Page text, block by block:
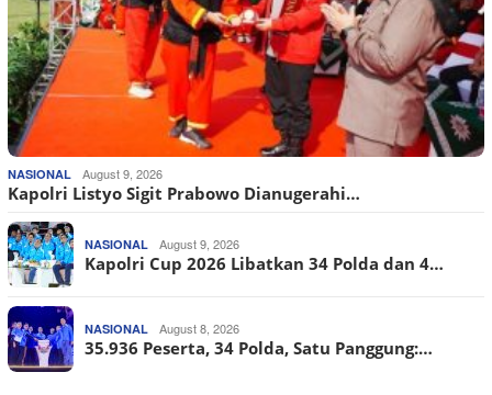
NASIONAL August 9, 2026
Kapolri Listyo Sigit Prabowo Dianugerahi…
NASIONAL August 9, 2026
Kapolri Cup 2026 Libatkan 34 Polda dan 4…
NASIONAL August 8, 2026
35.936 Peserta, 34 Polda, Satu Panggung:…